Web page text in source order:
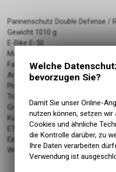
Pannenschutz Double Defense /
Gewicht 1010 g
E-Bike E-50
Marke Schwalbe
Farbe black
Art Falt
Produktbezeichnung Pneu
Tread compound Addix
Grösse 29x2.35
Kurzbezeichnung Johnny Watts /
ETRTO 60-622
Einsatzbereich MTB / All
Warengruppe: Reifen & Schläuche
Welche
bevorzugen Sie?
Damit Sie unser Online-
nutzen können, setzen wir
Cookies und ähnliche
die Kontrolle darüber, zu
Ihre Daten verarbeiten
Verwendung ist